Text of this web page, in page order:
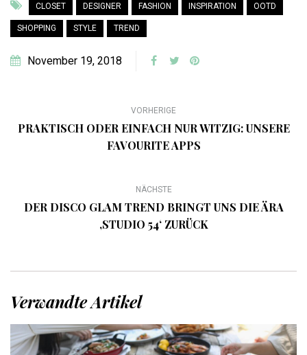
CLOSET DESIGNER FASHION INSPIRATION OOTD
SHOPPING STYLE TREND
November 19, 2018
VORHERIGE
PRAKTISCH ODER EINFACH NUR WITZIG: UNSERE
FAVOURITE APPS
NÄCHSTE
DER DISCO GLAM TREND BRINGT UNS DIE ÄRA
‚STUDIO 54‘ ZURÜCK
Verwandte Artikel